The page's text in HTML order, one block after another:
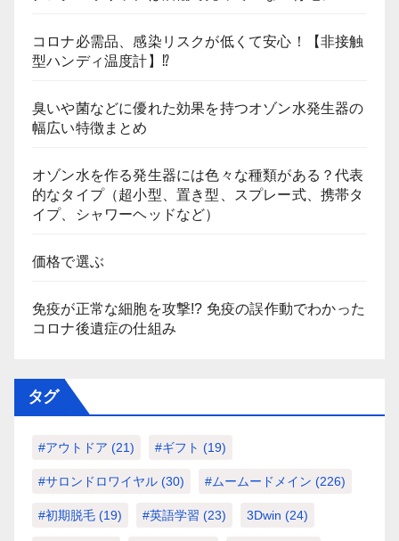
コロナ必需品、感染リスクが低くて安心！【非接触
型ハンディ温度計】⁉
臭いや菌などに優れた効果を持つオゾン水発生器の
幅広い特徴まとめ
オゾン水を作る発生器には色々な種類がある？代表
的なタイプ（超小型、置き型、スプレー式、携帯タ
イプ、シャワーヘッドなど）
価格で選ぶ
免疫が正常な細胞を攻撃!? 免疫の誤作動でわかった
コロナ後遺症の仕組み
タグ
#アウトドア (21) #ギフト (19)
#サロンドロワイヤル (30) #ムームードメイン (226)
#初期脱毛 (19) #英語学習 (23) 3Dwin (24)